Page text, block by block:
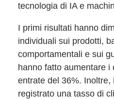
tecnologia di IA e
I primi risultati hanno
individuali sui prodotti,
comportamentali e sui
hanno fatto aumentare i
entrate del 36%. Inoltre,
registrato una tasso di